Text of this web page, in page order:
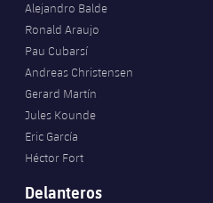
Alejandro Balde
Ronald Araujo
Pau Cubarsí
Andreas Christensen
Gerard Martín
Jules Kounde
Eric García
Héctor Fort
Delanteros